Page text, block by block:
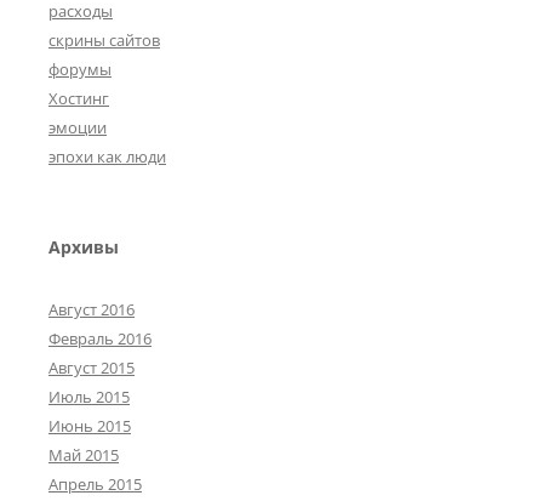
расходы
скрины сайтов
форумы
Хостинг
эмоции
эпохи как люди
Архивы
Август 2016
Февраль 2016
Август 2015
Июль 2015
Июнь 2015
Май 2015
Апрель 2015